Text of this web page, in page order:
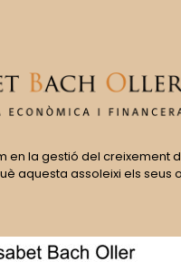
en la gestió del creixement
aquesta assoleixi els seus